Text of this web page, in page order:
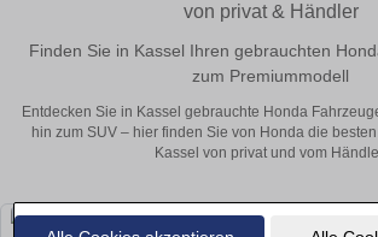
von privat & Händler
Finden Sie in Kassel Ihren gebrauchten
zum Premiummodell
Entdecken Sie in Kassel gebrauchte Honda
hin zum SUV – hier finden Sie von Honda die
Kassel von privat und vom